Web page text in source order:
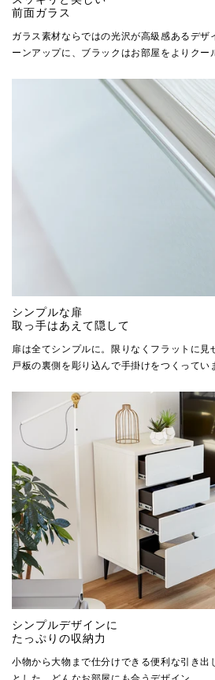
前面ガラス
ガラス素材ならではの光沢が高級感あるデザ
ーンアップに、ブラックはお部屋をよりクー
シンプルな扉
取っ手はあえて隠して
扉は全てシンプルに。限りなくフラットに見
戸板の裏側を彫り込んで手掛けをつくってい
シンプルデザインに
たっぷりの収納力
小物から大物まで仕分けできる便利な引き出
とした、どんなお部屋にも合うデザイン。